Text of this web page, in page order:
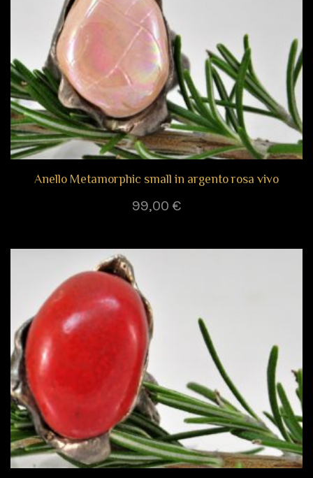
Anello Metamorphic small in argento rosa vivo
99,00 €